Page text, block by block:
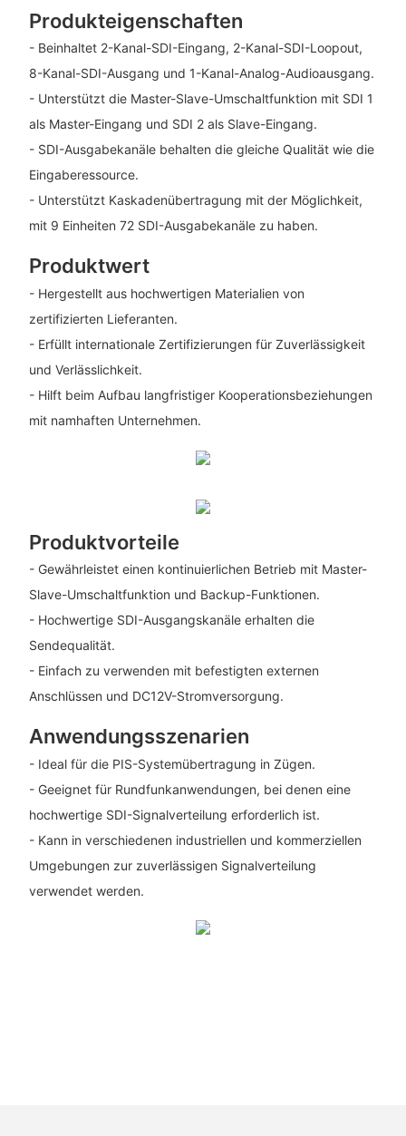
Produkteigenschaften
- Beinhaltet 2-Kanal-SDI-Eingang, 2-Kanal-SDI-Loopout,
8-Kanal-SDI-Ausgang und 1-Kanal-Analog-Audioausgang.
- Unterstützt die Master-Slave-Umschaltfunktion mit SDI 1
als Master-Eingang und SDI 2 als Slave-Eingang.
- SDI-Ausgabekanäle behalten die gleiche Qualität wie die
Eingaberessource.
- Unterstützt Kaskadenübertragung mit der Möglichkeit,
mit 9 Einheiten 72 SDI-Ausgabekanäle zu haben.
Produktwert
- Hergestellt aus hochwertigen Materialien von
zertifizierten Lieferanten.
- Erfüllt internationale Zertifizierungen für Zuverlässigkeit
und Verlässlichkeit.
- Hilft beim Aufbau langfristiger Kooperationsbeziehungen
mit namhaften Unternehmen.
Produktvorteile
- Gewährleistet einen kontinuierlichen Betrieb mit Master-
Slave-Umschaltfunktion und Backup-Funktionen.
- Hochwertige SDI-Ausgangskanäle erhalten die
Sendequalität.
- Einfach zu verwenden mit befestigten externen
Anschlüssen und DC12V-Stromversorgung.
Anwendungsszenarien
- Ideal für die PIS-Systemübertragung in Zügen.
- Geeignet für Rundfunkanwendungen, bei denen eine
hochwertige SDI-Signalverteilung erforderlich ist.
- Kann in verschiedenen industriellen und kommerziellen
Umgebungen zur zuverlässigen Signalverteilung
verwendet werden.